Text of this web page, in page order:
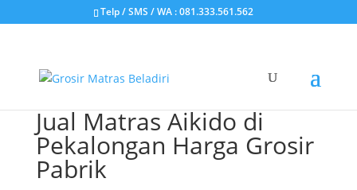
Telp / SMS / WA : 081.333.561.562
Jual Matras Aikido di
Pekalongan Harga Grosir
Pabrik